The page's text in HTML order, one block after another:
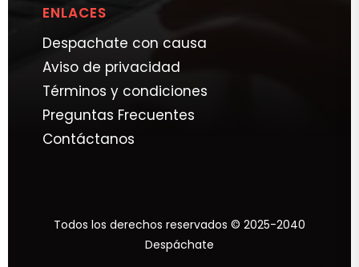
ENLACES
Despachate con causa
Aviso de privacidad
Términos y condiciones
Preguntas Frecuentes
Contáctanos
Todos los derechos reservados © 2025-2040
Despáchate